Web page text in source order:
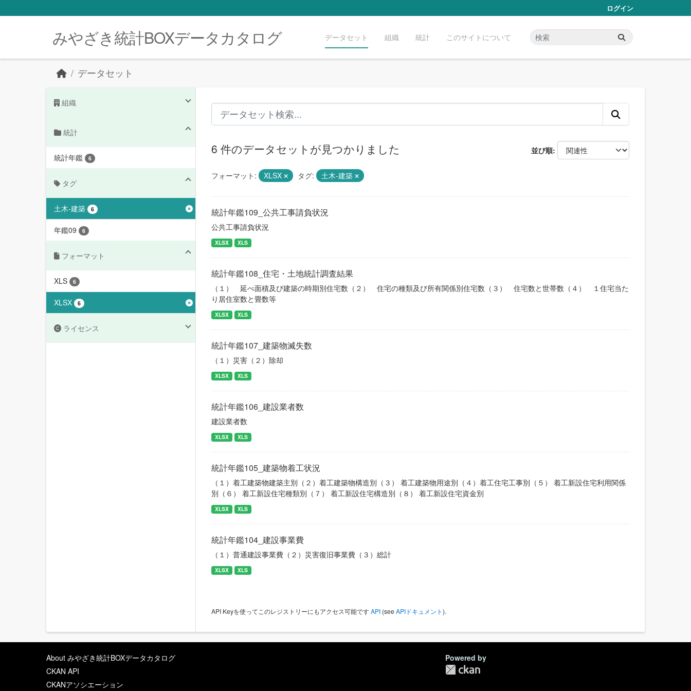
ログイン
みやざき統計BOXデータカタログ データセット 組織 統計 このサイトについて
データセット
組織
統計
統計年鑑 6
タグ
土木-建築 6
年鑑09 6
フォーマット
XLS 6
XLSX 6
ライセンス
並び順
6 件のデータセットが見つかりました
フォーマット: XLSX タグ: 土木-建築
統計年鑑109_公共工事請負状況
公共工事請負状況
XLSX XLS
統計年鑑108_住宅・土地統計調査結果
（１） 延べ面積及び建築の時期別住宅数（２） 住宅の種類及び所有関係別住宅数（３） 住宅数と世帯数（４） １住宅当た
り居住室数と畳数等
XLSX XLS
統計年鑑107_建築物滅失数
（１）災害（２）除却
XLSX XLS
統計年鑑106_建設業者数
建設業者数
XLSX XLS
統計年鑑105_建築物着工状況
（１）着工建築物建築主別（２）着工建築物構造別（３） 着工建築物用途別（４）着工住宅工事別（５） 着工新設住宅利用関係
別（６） 着工新設住宅種類別（７） 着工新設住宅構造別（８） 着工新設住宅資金別
XLSX XLS
統計年鑑104_建設事業費
（１）普通建設事業費（２）災害復旧事業費（３）総計
XLSX XLS
API Keyを使ってこのレジストリーにもアクセス可能ですAPI (seeAPIドキュメント).
About みやざき統計BOXデータカタログ
CKAN API
CKANアソシエーション
Powered by